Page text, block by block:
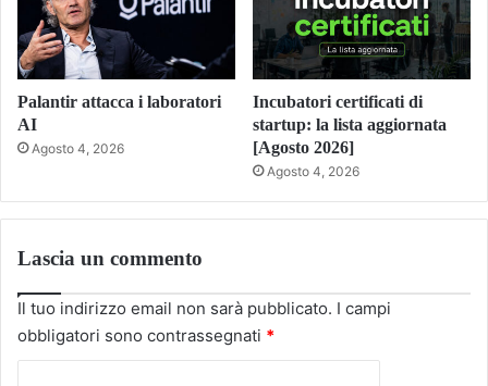
Palantir attacca i laboratori
AI
Agosto 4, 2026
Incubatori certificati di
startup: la lista aggiornata
[Agosto 2026]
Agosto 4, 2026
Lascia un commento
Il tuo indirizzo email non sarà pubblicato. I campi
obbligatori sono contrassegnati *